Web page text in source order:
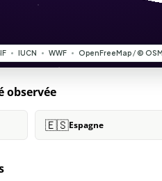
observée
🇪🇸Espagne